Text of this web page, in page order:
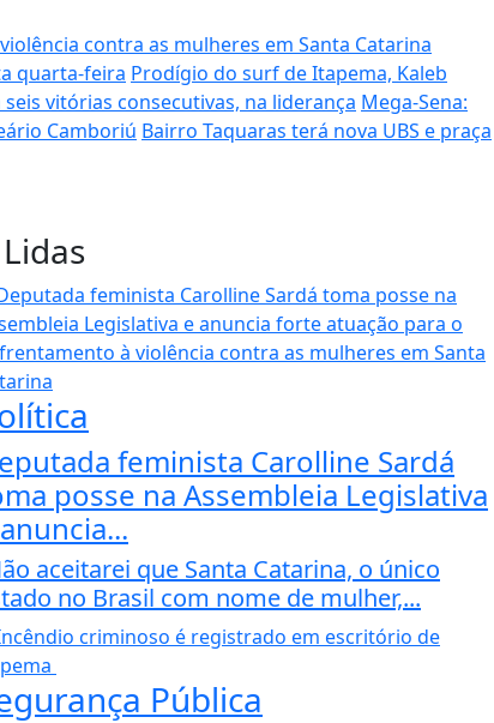
contra as mulheres em Santa Catarina
quarta-feira Prodígio do surf de Itapema, Kaleb
vitórias consecutivas, na liderança Mega-Sena:
Camboriú Bairro Taquaras terá nova UBS e praça
Lidas
feminista Carolline Sardá
posse na Assembleia Legislativa
aceitarei que Santa Catarina, o único
no Brasil com nome de mulher,...
Pública